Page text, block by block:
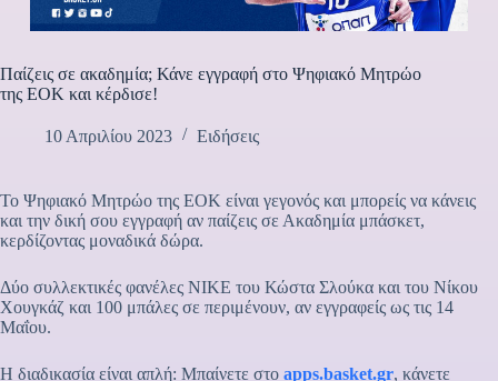
Παίζεις σε ακαδημία; Κάνε εγγραφή στο Ψηφιακό Μητρώο
της ΕΟΚ και κέρδισε!
10 Απριλίου 2023 Ειδήσεις
Το Ψηφιακό Μητρώο της ΕΟΚ είναι γεγονός και μπορείς να κάνεις
και την δική σου εγγραφή αν παίζεις σε Ακαδημία μπάσκετ,
κερδίζοντας μοναδικά δώρα.
Δύο συλλεκτικές φανέλες ΝΙΚΕ του Κώστα Σλούκα και του Νίκου
Χουγκάζ και 100 μπάλες σε περιμένουν, αν εγγραφείς ως τις 14
Μαΐου.
Η διαδικασία είναι απλή: Μπαίνετε στο apps.basket.gr, κάνετε